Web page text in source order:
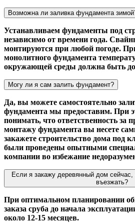
Возможна ли заливка фундамента
Устанавливаем фундаменты под
независимо от времени года.
монтируются при любой погоде.
монолитного фундамента
окружающей среды должна быть
Могу ли я сам залить фундамент?
Да, вы можете самостоятельно
фундамента мы предоставим. При
понимать, что ответственность за
монтажу фундамента вы несете
закажете строительство дома под
были проведены опытными
компании во избежание
Если я закажу деревянный дом
въезжать?
При оптимальном планировании
заказа сруба до начала
около 12-15 месяцев.